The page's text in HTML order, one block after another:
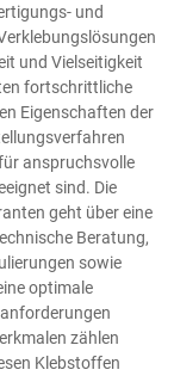
und
und Vielseitigkeit
fortschrittliche
Eigenschaften der
anspruchsvolle
sind. Die
geht über eine
Beratung,
sowie
optimale
zählen
Klebstoffen